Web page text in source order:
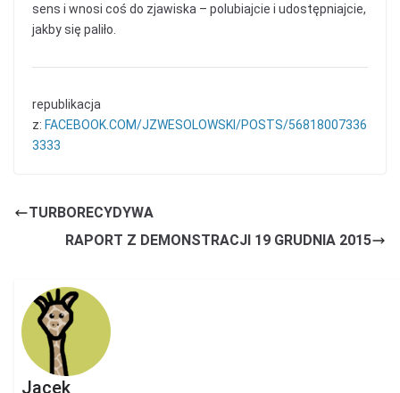
sens i wnosi coś do zjawiska – polubiajcie i udostępniajcie,
jakby się paliło.
republikacja
z: FACEBOOK.COM/JZWESOLOWSKI/POSTS/56818007336
3333
TURBORECYDYWA
RAPORT Z DEMONSTRACJI 19 GRUDNIA 2015
Jacek